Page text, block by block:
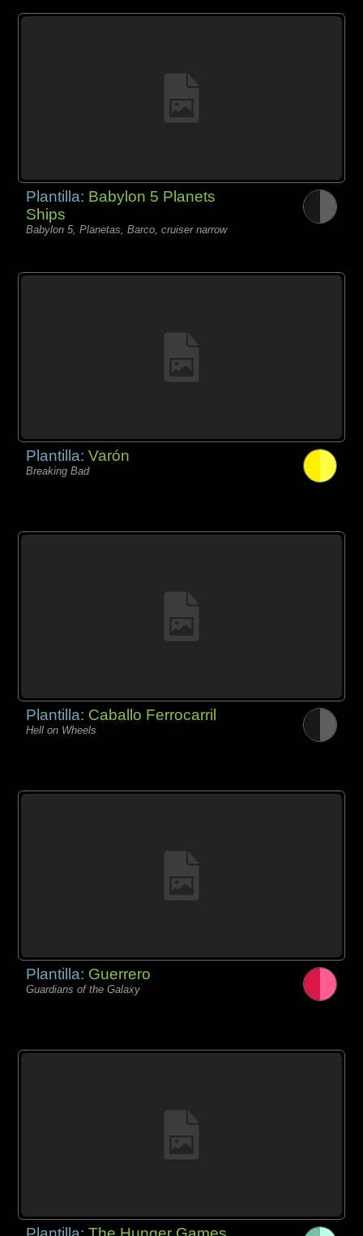
Plantilla: Babylon 5 Planets
Ships
Babylon 5, Planetas, Barco, cruiser narrow
Plantilla:Varón
Breaking Bad
Plantilla: Caballo Ferrocarril
Hell on Wheels
Plantilla: Guerrero
Guardians of the Galaxy